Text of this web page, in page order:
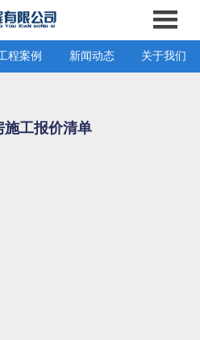
程案例 新闻动态 关于我们
施工报价清单